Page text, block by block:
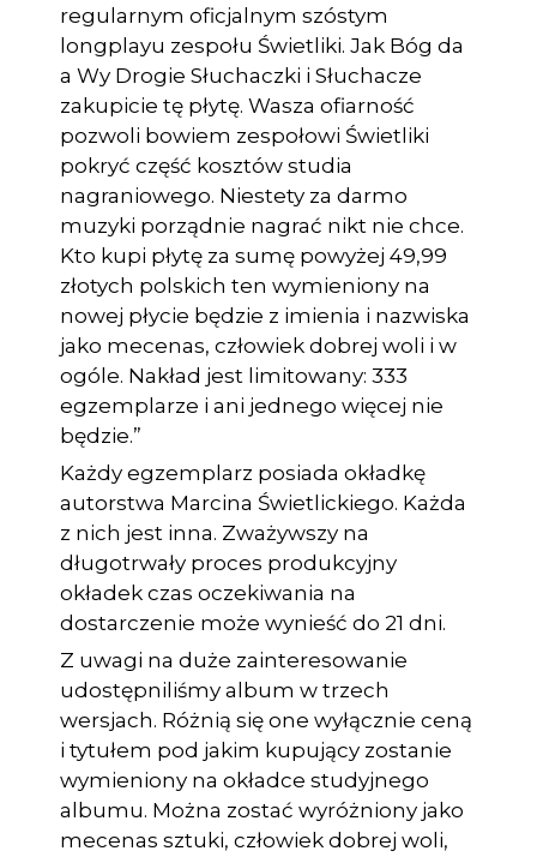
regularnym oficjalnym szóstym
longplayu zespołu Świetliki. Jak Bóg da
a Wy Drogie Słuchaczki i Słuchacze
zakupicie tę płytę. Wasza ofiarność
pozwoli bowiem zespołowi Świetliki
pokryć część kosztów studia
nagraniowego. Niestety za darmo
muzyki porządnie nagrać nikt nie chce.
Kto kupi płytę za sumę powyżej 49,99
złotych polskich ten wymieniony na
nowej płycie będzie z imienia i nazwiska
jako mecenas, człowiek dobrej woli i w
ogóle. Nakład jest limitowany: 333
egzemplarze i ani jednego więcej nie
będzie.”
Każdy egzemplarz posiada okładkę
autorstwa Marcina Świetlickiego. Każda
z nich jest inna. Zważywszy na
długotrwały proces produkcyjny
okładek czas oczekiwania na
dostarczenie może wynieść do 21 dni.
Z uwagi na duże zainteresowanie
udostępniliśmy album w trzech
wersjach. Różnią się one wyłącznie ceną
i tytułem pod jakim kupujący zostanie
wymieniony na okładce studyjnego
albumu. Można zostać wyróżniony jako
mecenas sztuki, człowiek dobrej woli,